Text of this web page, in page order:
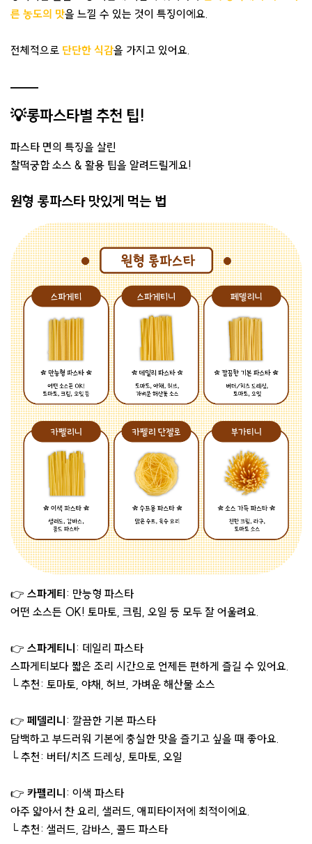
른 농도의 맛을 느낄 수 있는 것이 특징이에요.
전체적으로 단단한 식감을 가지고 있어요.
💡롱파스타별 추천 팁!
파스타 면의 특징을 살린
찰떡궁합 소스 & 활용 팁을 알려드릴게요!
원형 롱파스타 맛있게 먹는 법
👉 스파게티 : 만능형 파스타
어떤 소스든 OK! 토마토, 크림, 오일 등 모두 잘 어울려요.
👉 스파게티니 : 데일리 파스타
스파게티보다 짧은 조리 시간으로 언제든 편하게 즐길 수 있어요.
└ 추천: 토마토, 야채, 허브, 가벼운 해산물 소스
👉 페델리니 : 깔끔한 기본 파스타
담백하고 부드러워 기본에 충실한 맛을 즐기고 싶을 때 좋아요.
└ 추천: 버터/치즈 드레싱, 토마토, 오일
👉 카펠리니 : 이색 파스타
아주 얇아서 찬 요리, 샐러드, 애피타이저에 최적이에요.
└ 추천: 샐러드, 감바스, 콜드 파스타